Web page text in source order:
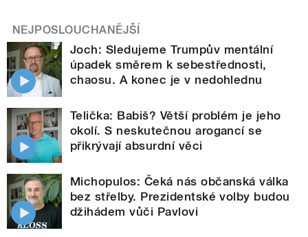
NEJPOSLOUCHANĚJŠÍ
Joch: Sledujeme Trumpův mentální
úpadek směrem k sebestřednosti,
chaosu. A konec je v nedohlednu
Telička: Babiš? Větší problém je jeho
okolí. S neskutečnou arogancí se
přikrývají absurdní věci
Michopulos: Čeká nás občanská válka
bez střelby. Prezidentské volby budou
džihádem vůči Pavlovi